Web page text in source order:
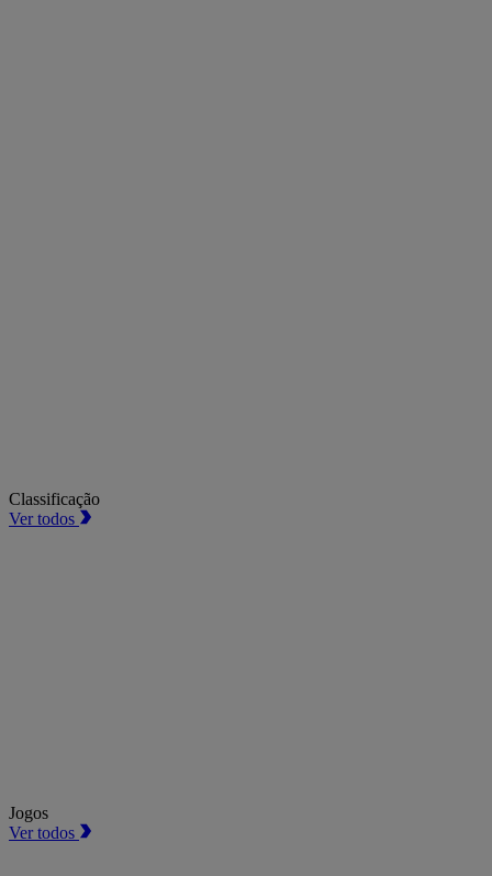
Classificação
Ver todos
Jogos
Ver todos